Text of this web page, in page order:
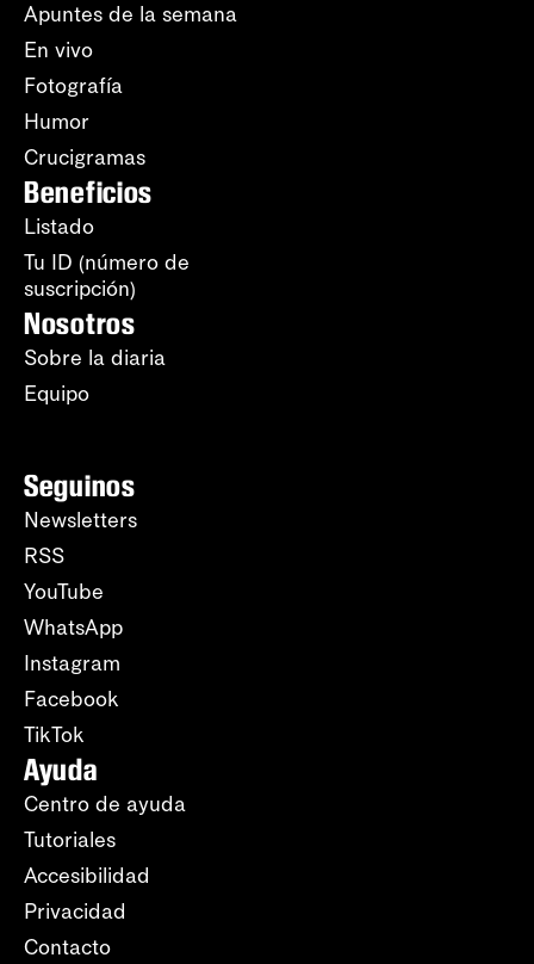
Apuntes de la semana
En vivo
Fotografía
Humor
Crucigramas
Beneficios
Listado
Tu ID (número de
suscripción)
Nosotros
Sobre la diaria
Equipo
Seguinos
Newsletters
RSS
YouTube
WhatsApp
Instagram
Facebook
TikTok
Ayuda
Centro de ayuda
Tutoriales
Accesibilidad
Privacidad
Contacto